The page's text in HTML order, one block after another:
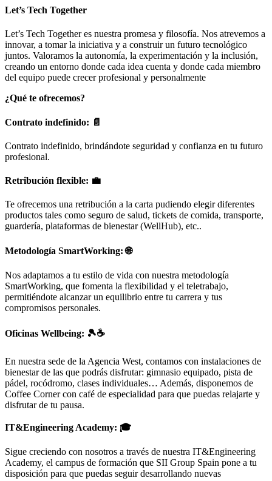
Let’s Tech Together
Let’s Tech Together es nuestra promesa y filosofía. Nos atrevemos a
innovar, a tomar la iniciativa y a construir un futuro tecnológico
juntos. Valoramos la autonomía, la experimentación y la inclusión,
creando un entorno donde cada idea cuenta y donde cada miembro
del equipo puede crecer profesional y personalmente
¿Qué te ofrecemos?
Contrato indefinido: 📄
Contrato indefinido, brindándote seguridad y confianza en tu futuro
profesional.
Retribución flexible: 💼
Te ofrecemos una retribución a la carta pudiendo elegir diferentes
productos tales como seguro de salud, tickets de comida, transporte,
guardería, plataformas de bienestar (WellHub), etc..
Metodología SmartWorking: 🌐
Nos adaptamos a tu estilo de vida con nuestra metodología
SmartWorking, que fomenta la flexibilidad y el teletrabajo,
permitiéndote alcanzar un equilibrio entre tu carrera y tus
compromisos personales.
Oficinas Wellbeing: 🎾☕
En nuestra sede de la Agencia West, contamos con instalaciones de
bienestar de las que podrás disfrutar: gimnasio equipado, pista de
pádel, rocódromo, clases individuales… Además, disponemos de
Coffee Corner con café de especialidad para que puedas relajarte y
disfrutar de tu pausa.
IT&Engineering Academy: 🎓
Sigue creciendo con nosotros a través de nuestra IT&Engineering
Academy, el campus de formación que SII Group Spain pone a tu
disposición para que puedas seguir desarrollando nuevas